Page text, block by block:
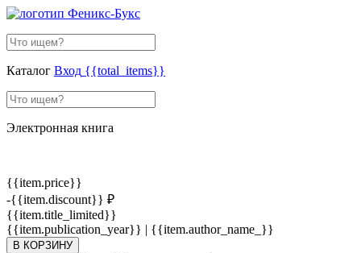
Каталог Вход {{total_items}}
Электронная книга
{{item.price}}
-{{item.discount}} ₽
{{item.title_limited}}
{{item.publication_year}} | {{item.author_name_}}
В КОРЗИНУ